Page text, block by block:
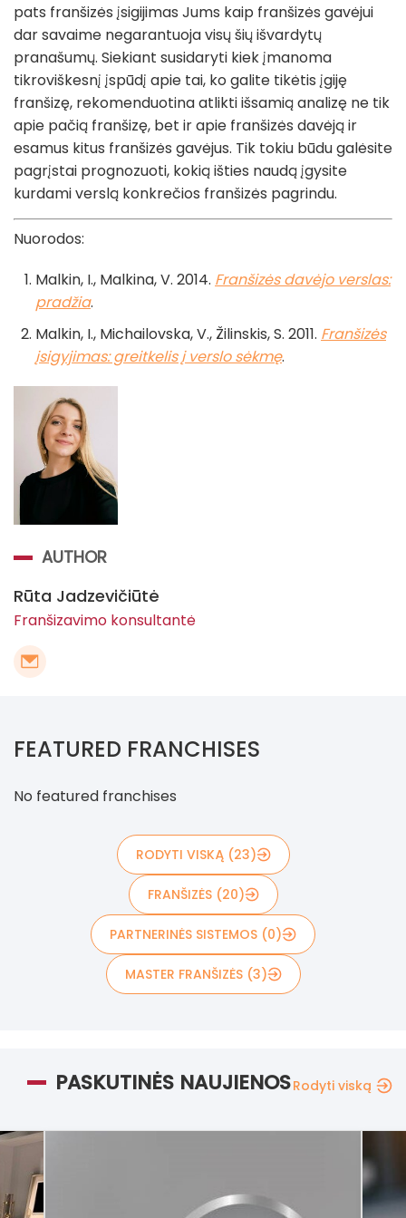
pats franšizės įsigijimas Jums kaip franšizės gavėjui
dar savaime negarantuoja visų šių išvardytų
pranašumų. Siekiant susidaryti kiek įmanoma
tikroviškesnį įspūdį apie tai, ko galite tikėtis įgiję
franšizę, rekomenduotina atlikti išsamią analizę ne tik
apie pačią franšizę, bet ir apie franšizės davėją ir
esamus kitus franšizės gavėjus. Tik tokiu būdu galėsite
pagrįstai prognozuoti, kokią išties naudą įgysite
kurdami verslą konkrečios franšizės pagrindu.
Nuorodos:
Malkin, I., Malkina, V. 2014. Franšizės davėjo verslas:
pradžia.
Malkin, I., Michailovska, V., Žilinskis, S. 2011. Franšizės
įsigyjimas: greitkelis į verslo sėkmę.
AUTHOR
Rūta Jadzevičiūtė
Franšizavimo konsultantė
FEATURED FRANCHISES
No featured franchises
RODYTI VISKĄ (23)
FRANŠIZĖS (20)
PARTNERINĖS SISTEMOS (0)
MASTER FRANŠIZĖS (3)
PASKUTINĖS NAUJIENOSRodyti viską